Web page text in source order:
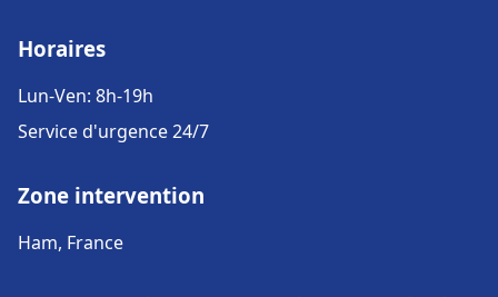
Horaires
Lun-Ven: 8h-19h
Service d'urgence 24/7
Zone intervention
Ham, France